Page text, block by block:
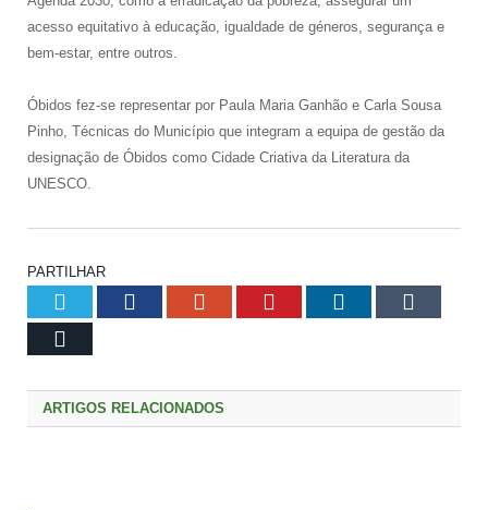
acesso equitativo à educação, igualdade de géneros, segurança e
bem-estar, entre outros.
Óbidos fez-se representar por Paula Maria Ganhão e Carla Sousa
Pinho, Técnicas do Município que integram a equipa de gestão da
designação de Óbidos como Cidade Criativa da Literatura da
UNESCO.
PARTILHAR
Twitter Facebook Google+ Pinterest LinkedIn
ARTIGOS RELACIONADOS